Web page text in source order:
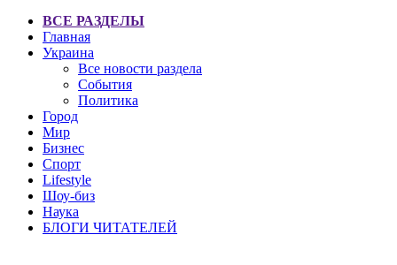
ВСЕ РАЗДЕЛЫ
Главная
Украина
Все новости раздела
События
Политика
Город
Мир
Бизнес
Спорт
Lifestyle
Шоу-биз
Наука
БЛОГИ ЧИТАТЕЛЕЙ